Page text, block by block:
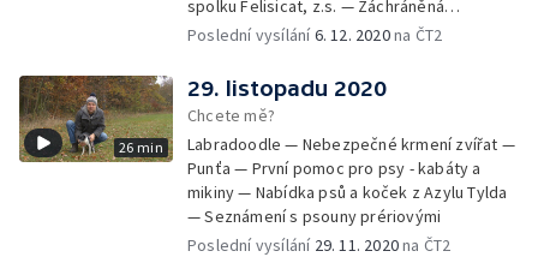
spolku Felisicat, z.s. — Záchráněná
labradorka Terezka
Poslední vysílání6. 12. 2020na ČT2
26 min
29. listopadu 2020
Chcete mě?
Labradoodle — Nebezpečné krmení zvířat —
Punťa — První pomoc pro psy - kabáty a
mikiny — Nabídka psů a koček z Azylu Tylda
— Seznámení s psouny prériovými
Poslední vysílání 29. 11. 2020na ČT2